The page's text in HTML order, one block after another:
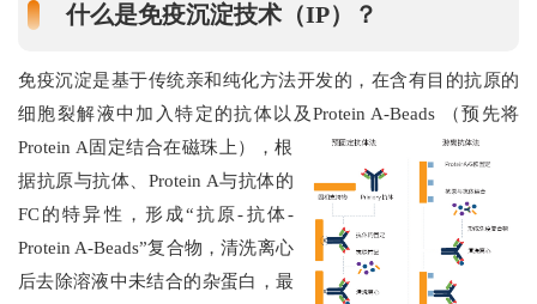
什么是免疫沉淀技术（IP）？
免疫沉淀是基于传统亲和纯化方法开发的，在含有目的抗原的
细胞裂解液中加入特定的抗体以及Protein A-Beads （预先将
Protein A固定结合在磁珠上），根
据抗原与抗体、Protein A与抗体的
FC的特异性，形成“抗原-抗体-
Protein A-Beads”复合物，清洗离心
后去除溶液中未结合的杂蛋白，最